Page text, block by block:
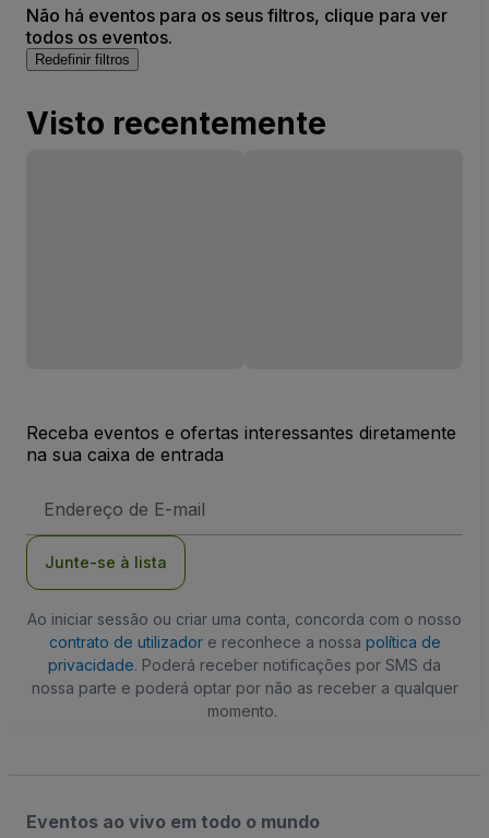
Não há eventos para os seus filtros, clique para ver
todos os eventos.
Redefinir filtros
Visto recentemente
Receba eventos e ofertas interessantes diretamente
na sua caixa de entrada
de
Junte-se à lista
Ao iniciar sessão ou criar uma conta, concorda com o nosso
contrato de utilizadore reconhece a nossa política de
privacidade. Poderá receber notificações por SMS da
nossa parte e poderá optar por não as receber a qualquer
momento.
Eventos ao vivo em todo o mundo